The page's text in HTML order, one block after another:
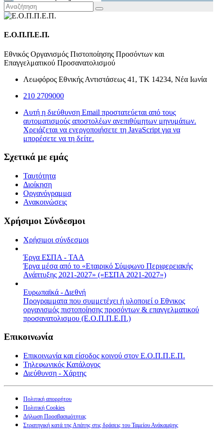
Ε.Ο.Π.Π.Ε.Π.
Εθνικός Οργανισμός Πιστοποίησης Προσόντων και
Επαγγελματικού Προσανατολισμού
Λεωφόρος Εθνικής Αντιστάσεως 41, ΤΚ 14234, Νέα Ιωνία
210 2709000
Αυτή η διεύθυνση Email προστατεύεται από τους
αυτοματισμούς αποστολέων ανεπιθύμητων μηνυμάτων.
Χρειάζεται να ενεργοποιήσετε τη JavaScript για να
μπορέσετε να τη δείτε.
Σχετικά με εμάς
Ταυτότητα
Διοίκηση
Οργανόγραμμα
Ανακοινώσεις
Χρήσιμοι Σύνδεσμοι
Χρήσιμοι σύνδεσμοι
Έργα ΕΣΠΑ - ΤΑΑ
Έργα μέσα από το «Εταιρικό Σύμφωνο Περιφερειακής
Ανάπτυξης 2021-2027» («ΕΣΠΑ 2021-2027»)
Ευρωπαϊκά - Διεθνή
Προγραμματα που συμμετέχει ή υλοποιεί ο Εθνικος
οργανισμός πιστοποίησης προσόντων & επαγγελματικού
προσανατολισμου (Ε.Ο.Π.Π.Ε.Π.)
Επικοινωνία
Επικοινωνία και είσοδος κοινού στον Ε.Ο.Π.Π.Ε.Π.
Τηλεφωνικός Κατάλογος
Διεύθυνση - Χάρτης
Πολιτική απορρήτου
Πολιτική Cookies
Δήλωση Προσβασιμότητας
Στρατηγική κατά της Απάτης στις δράσεις του Ταμείου Ανάκαμψης